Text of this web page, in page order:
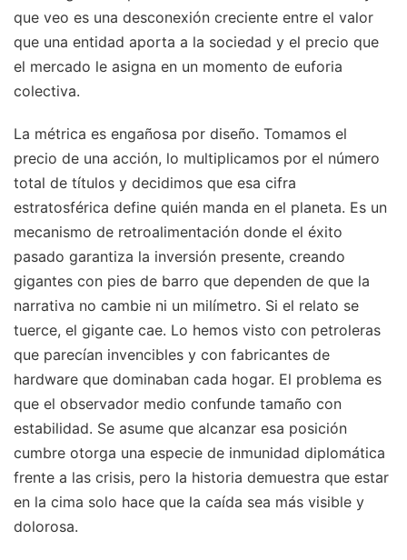
que veo es una desconexión creciente entre el valor
que una entidad aporta a la sociedad y el precio que
el mercado le asigna en un momento de euforia
colectiva.
La métrica es engañosa por diseño. Tomamos el
precio de una acción, lo multiplicamos por el número
total de títulos y decidimos que esa cifra
estratosférica define quién manda en el planeta. Es un
mecanismo de retroalimentación donde el éxito
pasado garantiza la inversión presente, creando
gigantes con pies de barro que dependen de que la
narrativa no cambie ni un milímetro. Si el relato se
tuerce, el gigante cae. Lo hemos visto con petroleras
que parecían invencibles y con fabricantes de
hardware que dominaban cada hogar. El problema es
que el observador medio confunde tamaño con
estabilidad. Se asume que alcanzar esa posición
cumbre otorga una especie de inmunidad diplomática
frente a las crisis, pero la historia demuestra que estar
en la cima solo hace que la caída sea más visible y
dolorosa.